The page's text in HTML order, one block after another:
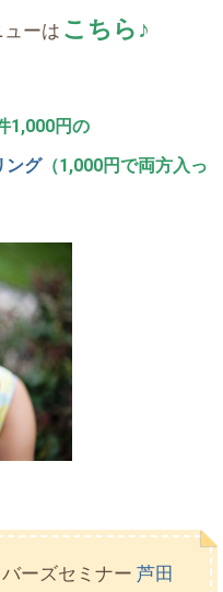
ーは こちら ♪
1,000円の
ング（1,000円で両方入っ
ーズセミナー 芦田